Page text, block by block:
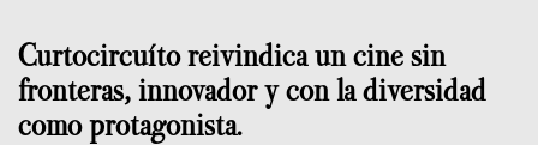
Curtocircuíto reivindica un cine sin
fronteras, innovador y con la diversidad
como protagonista.